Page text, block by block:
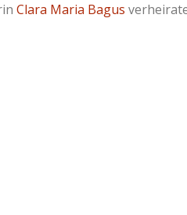
Clara Maria Bagus